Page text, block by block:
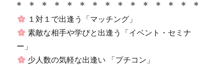
* * * * * * * * * * * * * * *
１対１で出逢う「マッチング」
素敵な相手や学びと出逢う「イベント・セミナ
ー」
少人数の気軽な出逢い 「プチコン」